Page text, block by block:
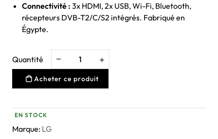
Connectivité : 3x HDMI, 2x USB, Wi-Fi, Bluetooth,
récepteurs DVB-T2/C/S2 intégrés. Fabriqué en
Égypte.
Quantité
Acheter ce produit
EN STOCK
Marque: LG